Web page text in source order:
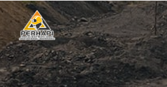
Lewati
konten
Cari
untuk: